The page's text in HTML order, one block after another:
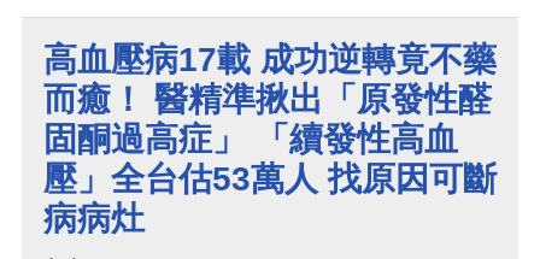
高血壓病17載 成功逆轉竟不藥
而癒！ 醫精準揪出「原發性醛
固酮過高症」 「續發性高血
壓」全台估53萬人 找原因可斷
病病灶